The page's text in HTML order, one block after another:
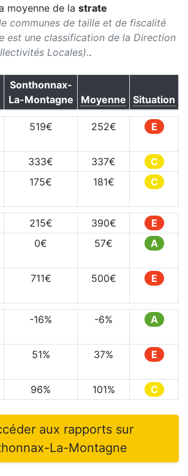
moyenne de la strate
communes de taille et de fiscalité
est une classification de la Direction
Locales)..
Sonthonnax-
La-Montagne
Moyenne Situation
519€ 252€ E
333€ 337€
C
175€ 181€ C
215€ 390€
E
0€ 57€ A
711€ 500€ E
-16% -6% A
51% 37% E
96% 101% C
aux rapports sur
La-Montagne